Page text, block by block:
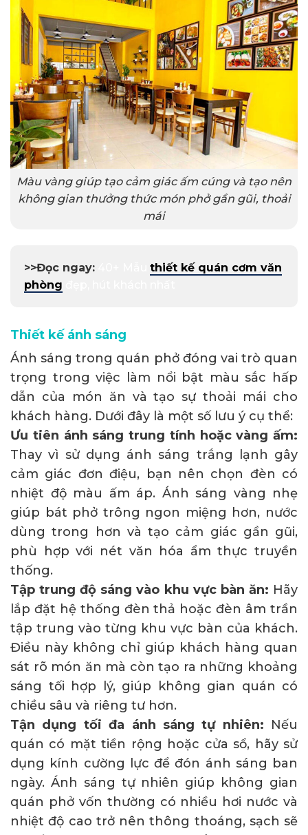
Màu vàng giúp tạo cảm giác ấm cúng và tạo nên
không gian thưởng thức món phở gần gũi, thoải
mái
>>Đọc ngay:
thiết kế quán cơm văn
phòng
Thiết kế ánh sáng
Ánh sáng trong quán phở đóng vai trò quan
trọng trong việc làm nổi bật màu sắc hấp
dẫn của món ăn và tạo sự thoải mái cho
khách hàng. Dưới đây là một số lưu ý cụ thể:
Ưu tiên ánh sáng trung tính hoặc vàng ấm:
Thay vì sử dụng ánh sáng trắng lạnh gây
cảm giác đơn điệu, bạn nên chọn đèn có
nhiệt độ màu ấm áp. Ánh sáng vàng nhẹ
giúp bát phở trông ngon miệng hơn, nước
dùng trong hơn và tạo cảm giác gần gũi,
phù hợp với nét văn hóa ẩm thực truyền
thống.
Tập trung độ sáng vào khu vực bàn ăn: Hãy
lắp đặt hệ thống đèn thả hoặc đèn âm trần
tập trung vào từng khu vực bàn của khách.
Điều này không chỉ giúp khách hàng quan
sát rõ món ăn mà còn tạo ra những khoảng
sáng tối hợp lý, giúp không gian quán có
chiều sâu và riêng tư hơn.
Tận dụng tối đa ánh sáng tự nhiên: Nếu
quán có mặt tiền rộng hoặc cửa sổ, hãy sử
dụng kính cường lực để đón ánh sáng ban
ngày. Ánh sáng tự nhiên giúp không gian
quán phở vốn thường có nhiều hơi nước và
nhiệt độ cao trở nên thông thoáng, sạch sẽ